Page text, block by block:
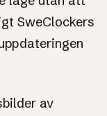
till det.
SweClockers
av